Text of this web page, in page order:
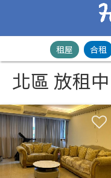
租屋 合租
北區 放租